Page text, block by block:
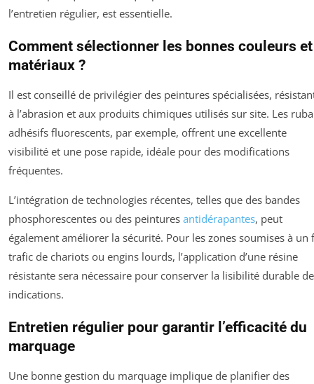
l’entretien régulier, est essentielle.
Comment sélectionner les bonnes couleurs et
matériaux ?
Il est conseillé de privilégier des peintures spécialisées,
à l’abrasion et aux produits chimiques utilisés sur site. Les
adhésifs fluorescents, par exemple, offrent une excellente
visibilité et une pose rapide, idéale pour des modifications
fréquentes.
L’intégration de technologies récentes, telles que des bandes
phosphorescentes ou des peintures antidérapantes, peut
également améliorer la sécurité. Pour les zones soumises à un
trafic de chariots ou engins lourds, l’application d’une résine
résistante sera nécessaire pour conserver la lisibilité durable
indications.
Entretien régulier pour garantir l’efficacité du
marquage
Une bonne gestion du marquage implique de planifier des